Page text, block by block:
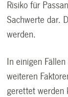
Risiko für
Sachwerte dar.
werden.
In einigen
weiteren
gerettet werden